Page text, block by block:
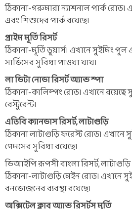
ঠিকানা-গরুমারা ন্যাশনাল পার্ক রোড।
এবং শিশুদের পার্ক রয়েছে।
প্রাইম মূর্তি রিসর্ট
ঠিকানা-মূর্তি ডুয়ার্স। এখানে সুইমিং
সার্ভিসের সুবিধা পাওয়া যায়।
লা ভিটা নোভা রিসর্ট অ্যান্ড স্পা
ঠিকানা-কালিম্পং রোড। এখানে রয়েছে
রেস্টুরেন্ট।
এডিবি ক্যানভাস রিসর্ট, লাটাগুড়ি
ঠিকানা লাটাগুড়ি ফরেস্ট রোড।
গেমসের সুবিধা রয়েছে।
ভিআইপি রূপসী বাংলা রিসর্ট, লাটাগুড়ি
ঠিকানা-লাটাগুড়ি মেইন রোড। এখানে
বনভোজনের ব্যবস্থা রয়েছে।